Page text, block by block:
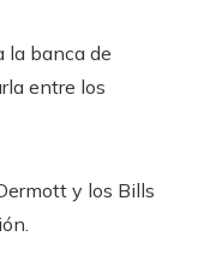
la banca de
entre los
y los Bills